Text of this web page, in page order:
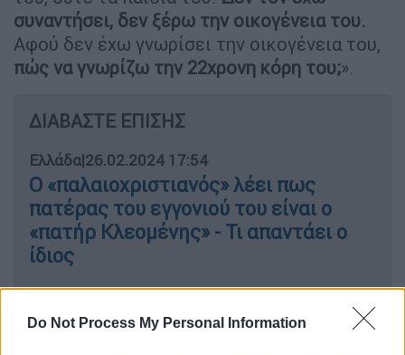
Do Not Process My Personal Information
συναντήσει, δεν ξέρω την οικογένεια του.
Αφού δεν έχω γνωρίσει την οικογένεια του,
πώς να γνωρίζω την 22χρονη κόρη του;».
ΔΙΑΒΑΣΤΕ ΕΠΙΣΗΣ
Ελλάδα|26.02.2024 17:54
Ο «παλαιοχριστιανός» λέει πως
πατέρας του εγγονιού του είναι ο
«πατήρ Κλεομένης» - Τι απαντάει ο
ίδιος